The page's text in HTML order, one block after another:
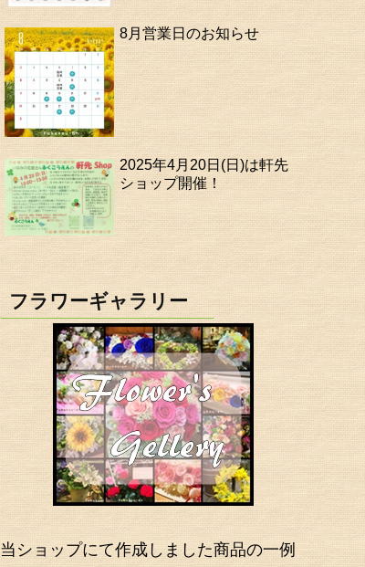
8月営業日のお知らせ
2025年4月20日(日)は軒先
ショップ開催！
フラワーギャラリー
当ショップにて作成しました商品の一例